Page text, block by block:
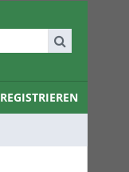
REGISTRIEREN